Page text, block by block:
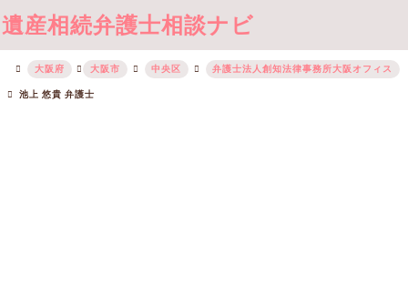
遺産相続弁護士相談ナビ
大阪府 大阪市 中央区 弁護士法人創知法律事務所大阪オフィス
池上 悠貴 弁護士